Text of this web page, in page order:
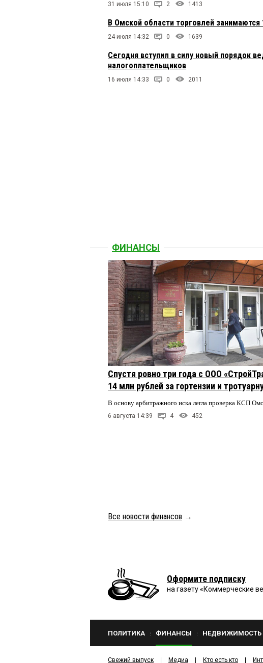
31 июля 15:10 2 1413
В Омской области торговлей
24 июля 14:32 0 1639
Сегодня вступил в силу новый порядок
налогоплательщиков
16 июля 14:33 0 2011
ФИНАНСЫ
Спустя ровно три года с ООО
14 млн рублей за гортензии и
В основу арбитражного иска легла проверка КСП
6 августа 14:39 4 452
Все новости финансов →
Оформите подписку
на газету «Коммерческие
ПОЛИТИКА ФИНАНСЫ НЕДВИЖИМОСТЬ
Свежий выпуск Медиа Кто есть кто